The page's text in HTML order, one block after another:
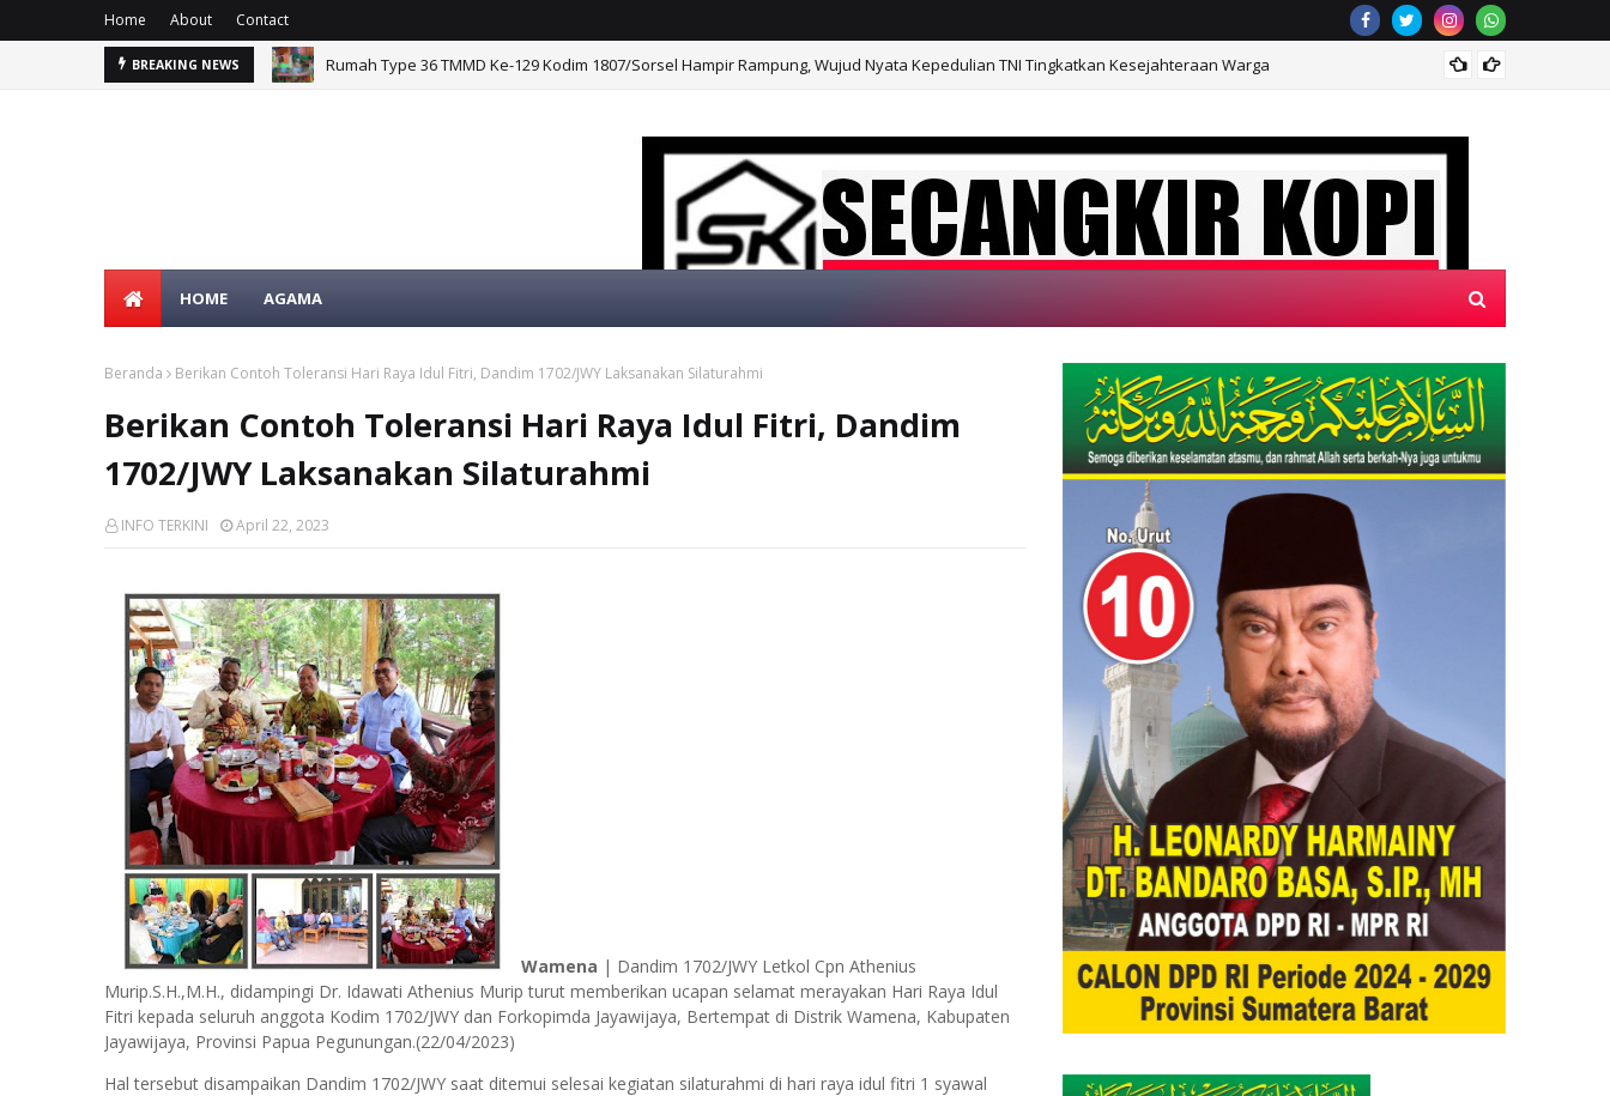
Home About Contact
BREAKING NEWS Rumah Type 36 TMMD Ke-129 Kodim 1807/Sorsel Hampir Rampung, Wujud Nyata Kepedulian TNI Tingkatkan Kesejahteraan Warga
SELAMAT DATANG DI WEBSITE KAMI, "SECANGKIR KOPI"
HOME AGAMA
Beranda Berikan Contoh Toleransi Hari Raya Idul Fitri, Dandim 1702/JWY Laksanakan Silaturahmi
Berikan Contoh Toleransi Hari Raya Idul Fitri, Dandim
1702/JWY Laksanakan Silaturahmi
INFO TERKINI April 22, 2023
Wamena | Dandim 1702/JWY Letkol Cpn Athenius
Murip.S.H.,M.H., didampingi Dr. Idawati Athenius Murip turut memberikan ucapan selamat merayakan Hari Raya Idul
Fitri kepada seluruh anggota Kodim 1702/JWY dan Forkopimda Jayawijaya, Bertempat di Distrik Wamena, Kabupaten
Jayawijaya, Provinsi Papua Pegunungan.(22/04/2023)
Hal tersebut disampaikan Dandim 1702/JWY saat ditemui selesai kegiatan silaturahmi di hari raya idul fitri 1 syawal